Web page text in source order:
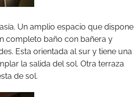
Un amplio espacio que dispone
completo baño con bañera y
Esta orientada al sur y tiene una
la salida del sol. Otra terraza
de sol.